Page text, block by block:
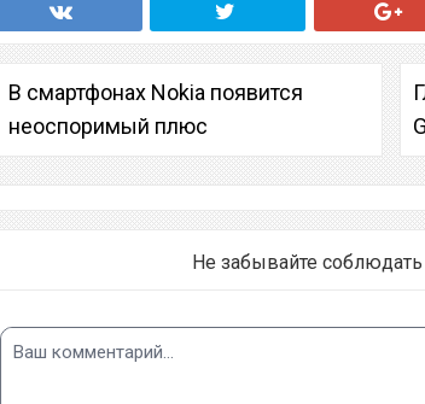
В смартфонах Nokia появится
неоспоримый плюс
Не забывайте соблюдать